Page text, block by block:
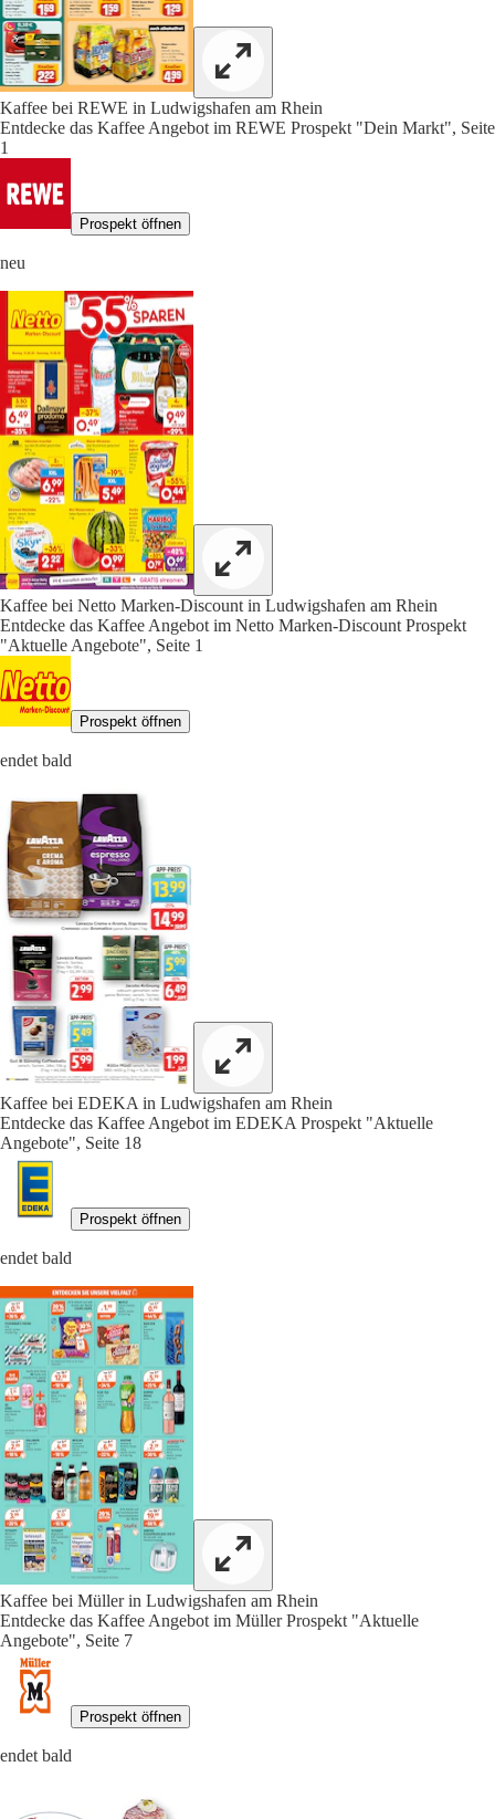
Kaffee bei REWE in Ludwigshafen am Rhein
Entdecke das Kaffee Angebot im REWE Prospekt "Dein Markt", Seite
1
Prospekt öffnen
neu
Kaffee bei Netto Marken-Discount in Ludwigshafen am Rhein
Entdecke das Kaffee Angebot im Netto Marken-Discount Prospekt
"Aktuelle Angebote", Seite 1
Prospekt öffnen
endet bald
Kaffee bei EDEKA in Ludwigshafen am Rhein
Entdecke das Kaffee Angebot im EDEKA Prospekt "Aktuelle
Angebote", Seite 18
Prospekt öffnen
endet bald
Kaffee bei Müller in Ludwigshafen am Rhein
Entdecke das Kaffee Angebot im Müller Prospekt "Aktuelle
Angebote", Seite 7
Prospekt öffnen
endet bald